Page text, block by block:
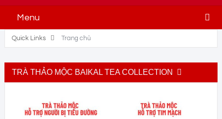
Menu
Quick Links Trang chủ
TRÀ THẢO MỘC BAIKAL TEA COLLECTION